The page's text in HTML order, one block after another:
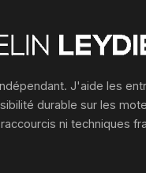
J'aide les
durable sur les
ni techniques